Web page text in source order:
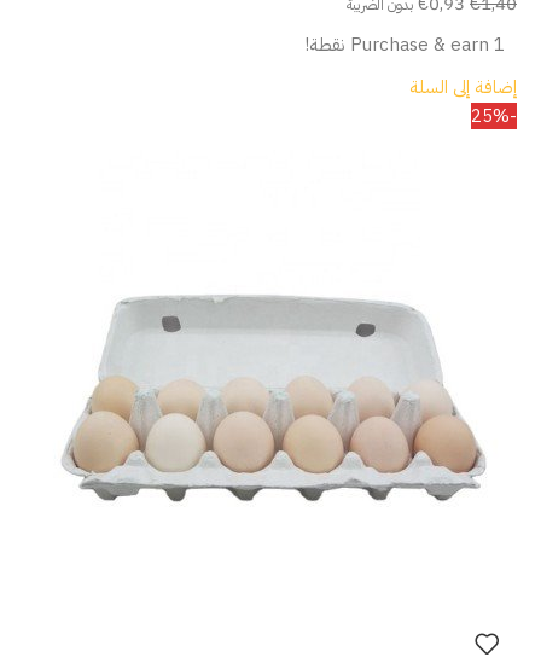
بدون الضريبة
Purchase & earn 1 نقطة!
إضافة إلى السلة
-25%